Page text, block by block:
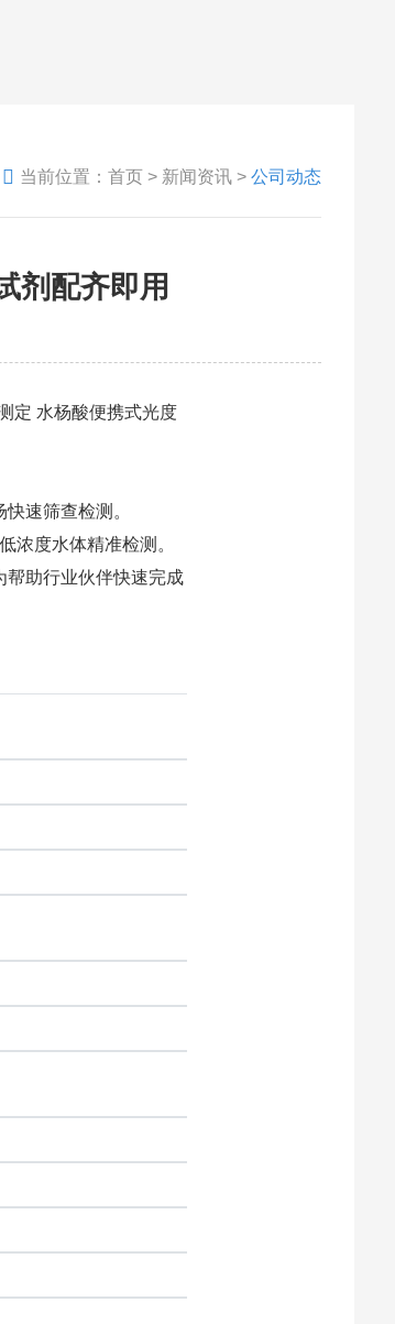
当前位置： 首页> 新闻资讯> 公司动态
剂配齐即用
定 水杨酸便携式光度
速筛查检测。
浓度水体精准检测。
帮助行业伙伴快速完成